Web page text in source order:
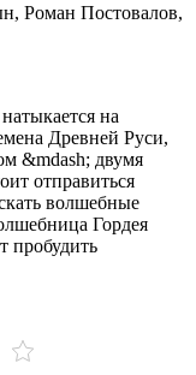
Роман Постовалов,
на
Древней Руси,
&mdash; двумя
отправиться
волшебные
Гордея
пробудить